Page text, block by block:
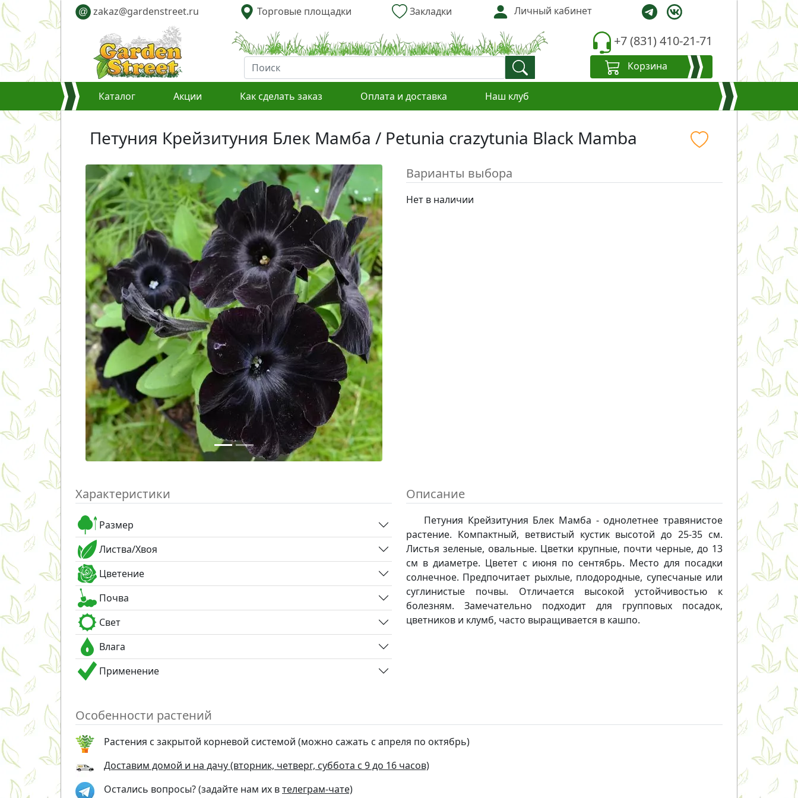
@ zakaz@gardenstreet.ru Торговые площадки Закладки Личный кабинет
+7 (831) 410-21-71
Корзина
Каталог Акции Как сделать заказ Оплата и доставка Наш клуб
Петуния Крейзитуния Блек Мамба / Petunia crazytunia Black Mamba
Варианты выбора
Нет в наличии
Характеристики
Размер
Листва/Хвоя
Цветение
Почва
Свет
Влага
Применение
Описание
Петуния Крейзитуния Блек Мамба - однолетнее травянистое
растение. Компактный, ветвистый кустик высотой до 25-35 см.
Листья зеленые, овальные. Цветки крупные, почти черные, до 13
см в диаметре. Цветет с июня по сентябрь. Место для посадки
солнечное. Предпочитает рыхлые, плодородные, супесчаные или
суглинистые почвы. Отличается высокой устойчивостью к
болезням. Замечательно подходит для групповых посадок,
цветников и клумб, часто выращивается в кашпо.
Особенности растений
Растения с закрытой корневой системой (можно сажать с апреля по октябрь)
Доставим домой и на дачу (вторник, четверг, суббота с 9 до 16 часов)
Остались вопросы? (задайте нам их втелеграм-чате)